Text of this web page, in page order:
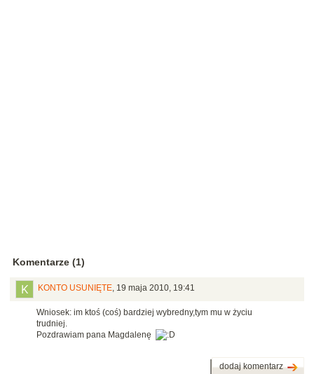
Komentarze (1)
KONTO USUNIĘTE, 19 maja 2010, 19:41
Wniosek: im ktoś (coś) bardziej wybredny,tym mu w życiu
trudniej.
Pozdrawiam pana Magdalenę
dodaj komentarz